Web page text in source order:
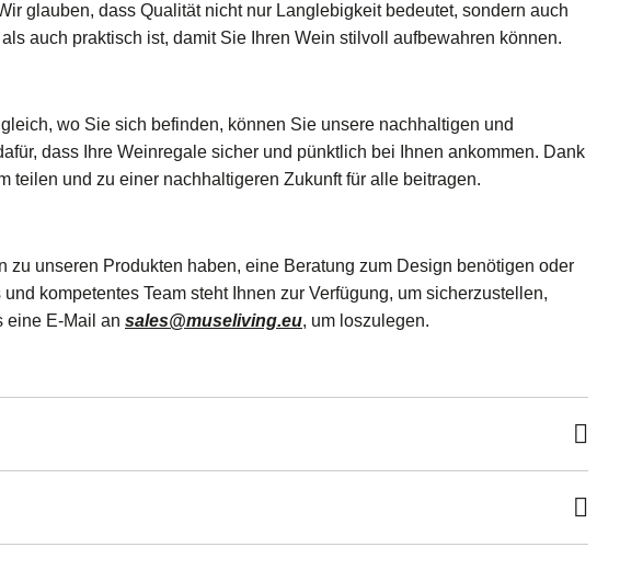
glauben, dass Qualität nicht nur Langlebigkeit bedeutet, sondern auch
auch praktisch ist, damit Sie Ihren Wein stilvoll aufbewahren können.
wo Sie sich befinden, können Sie unsere nachhaltigen und
dass Ihre Weinregale sicher und pünktlich bei Ihnen ankommen. Dank
teilen und zu einer nachhaltigeren Zukunft für alle beitragen.
unseren Produkten haben, eine Beratung zum Design benötigen oder
kompetentes Team steht Ihnen zur Verfügung, um sicherzustellen,
eine E-Mail an sales@museliving.eu, um loszulegen.